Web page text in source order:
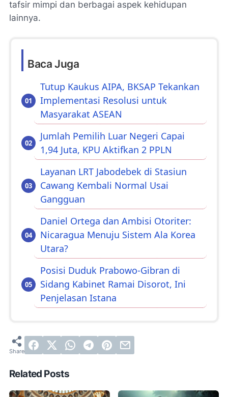
tafsir mimpi dan berbagai aspek kehidupan
lainnya.
Baca Juga
Tutup Kaukus AIPA, BKSAP Tekankan
Implementasi Resolusi untuk
Masyarakat ASEAN
Jumlah Pemilih Luar Negeri Capai
1,94 Juta, KPU Aktifkan 2 PPLN
Layanan LRT Jabodebek di Stasiun
Cawang Kembali Normal Usai
Gangguan
Daniel Ortega dan Ambisi Otoriter:
Nicaragua Menuju Sistem Ala Korea
Utara?
Posisi Duduk Prabowo-Gibran di
Sidang Kabinet Ramai Disorot, Ini
Penjelasan Istana
Related Posts